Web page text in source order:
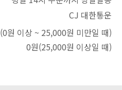
CJ 대한통운
(0원 이상 ~ 25,000원 미만일 때)
0원(25,000원 이상일 때)